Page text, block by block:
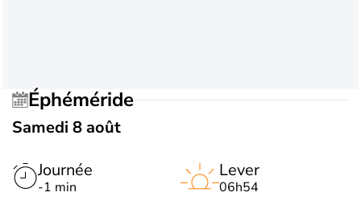
Éphéméride
Samedi 8 août
Journée
-1 min
Lever
06h54